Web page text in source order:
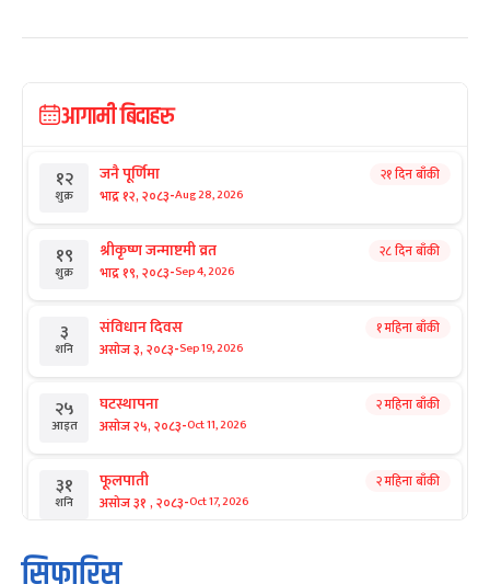
आगामी बिदाहरु
१२
शुक्र
जनै पूर्णिमा
भाद्र १२, २०८३-Aug 28, 2026
२१ दिन बाँकी
१९
शुक्र
श्रीकृष्ण जन्माष्टमी व्रत
भाद्र १९, २०८३-Sep 4, 2026
२८ दिन बाँकी
३
शनि
संविधान दिवस
असोज ३, २०८३-Sep 19, 2026
१ महिना बाँकी
२५
आइत
घटस्थापना
असोज २५, २०८३-Oct 11, 2026
२ महिना बाँकी
३१
शनि
फूलपाती
असोज ३१ , २०८३-Oct 17, 2026
२ महिना बाँकी
१
आइत
कार्तिक सङ्क्रान्ति
कार्तिक १, २०८३